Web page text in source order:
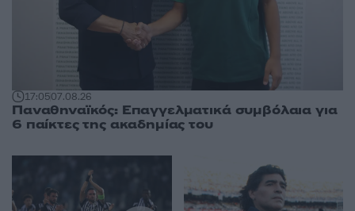
17:0507.08.26
Παναθηναϊκός: Επαγγελματικά συμβόλαια για
6 παίκτες της ακαδημίας του